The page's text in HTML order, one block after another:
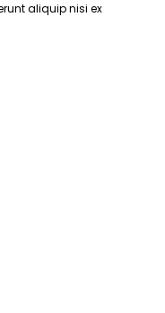
aliquip nisi ex